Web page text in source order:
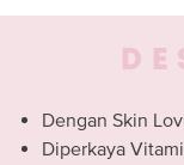
Dengan Skin
Diperkaya